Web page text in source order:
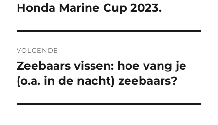
bericht:
Honda Marine Cup 2023.
VOLGENDE
Volgend
bericht:
Zeebaars vissen: hoe vang je
(o.a. in de nacht) zeebaars?